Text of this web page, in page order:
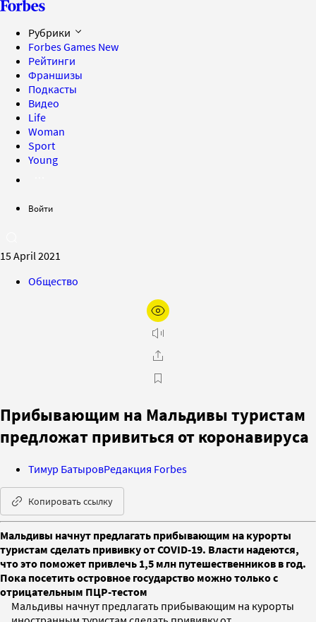
Рубрики
Forbes Games New
Рейтинги
Франшизы
Подкасты
Видео
Life
Woman
Sport
Young
Войти
15 April 2021
Общество
Прибывающим на Мальдивы туристам
предложат привиться от коронавируса
Тимур БатыровРедакция Forbes
Копировать ссылку
Мальдивы начнут предлагать прибывающим на курорты
туристам сделать прививку от COVID-19. Власти надеются,
что это поможет привлечь 1,5 млн путешественников в год.
Пока посетить островное государство можно только с
отрицательным ПЦР-тестом
Мальдивы начнут предлагать прибывающим на курорты